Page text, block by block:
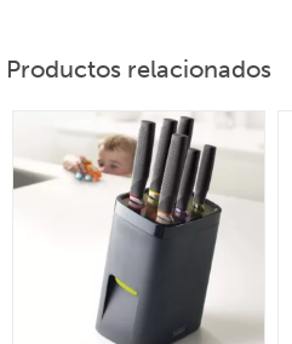
Productos relacionados